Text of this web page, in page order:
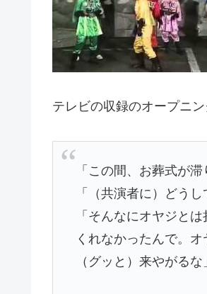
テレビの収録のオープニ
「この間、お葬式が
「（共演者に）どう
「そんなにオヤジと
くれなかったんで。
（グッと）来やがるな